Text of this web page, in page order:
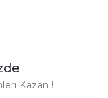
Parfüm 100 Ml
TL
Kazan !